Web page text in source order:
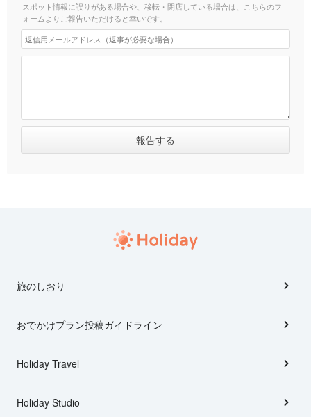
スポット情報に誤りがある場合や、移転・閉店している場合は、こちらのフ
ォームよりご報告いただけると幸いです。
旅のしおり
おでかけプラン投稿ガイドライン
Holiday Travel
Holiday Studio